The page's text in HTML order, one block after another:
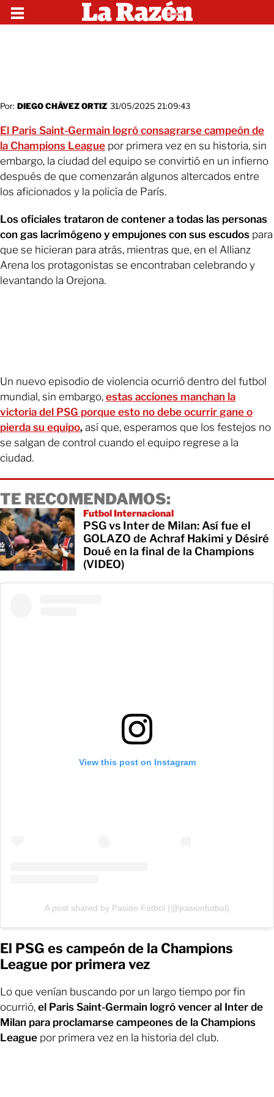
Por: DIEGO CHÁVEZ ORTIZ 31/05/2025 21:09:43
El Paris Saint-Germain logró consagrarse campeón de
la Champions League por primera vez en su historia, sin
embargo, la ciudad del equipo se convirtió en un infierno
después de que comenzarán algunos altercados entre
los aficionados y la policía de París.
Los oficiales trataron de contener a todas las personas
con gas lacrimógeno y empujones con sus escudos para
que se hicieran para atrás, mientras que, en el Allianz
Arena los protagonistas se encontraban celebrando y
levantando la Orejona.
Un nuevo episodio de violencia ocurrió dentro del futbol
mundial, sin embargo, estas acciones manchan la
victoria del PSG porque esto no debe ocurrir gane o
pierda su equipo, así que, esperamos que los festejos no
se salgan de control cuando el equipo regrese a la
ciudad.
TE RECOMENDAMOS:
Futbol Internacional
PSG vs Inter de Milan: Así fue el
GOLAZO de Achraf Hakimi y Désiré
Doué en la final de la Champions
(VIDEO)
View this post on Instagram
A post shared by Pasión Fútbol (@pasionfutbol)
El PSG es campeón de la Champions
League por primera vez
Lo que venían buscando por un largo tiempo por fin
ocurrió, el Paris Saint-Germain logró vencer al Inter de
Milan para proclamarse campeones de la Champions
League por primera vez en la historia del club.